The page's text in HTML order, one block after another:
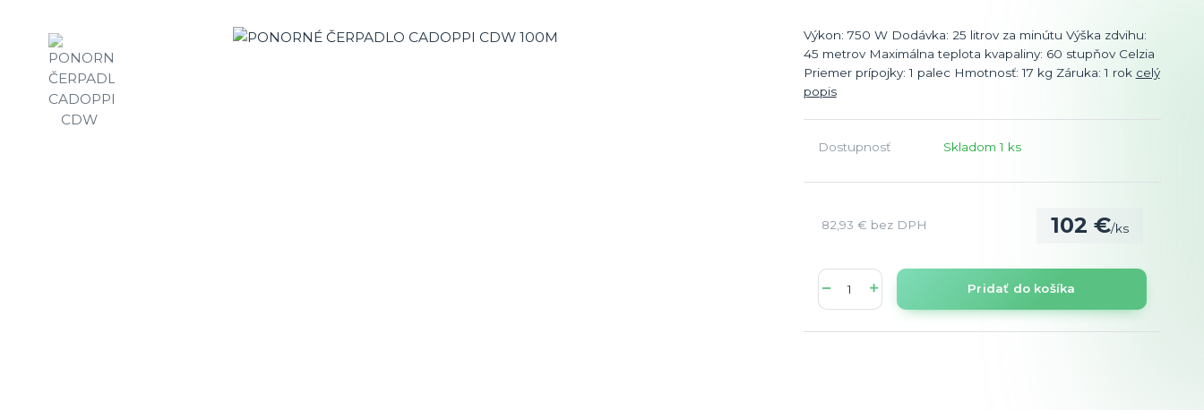
Výkon: 750 W Dodávka: 25 litrov za minútu Výška zdvihu:
45 metrov Maximálna teplota kvapaliny: 60 stupňov Celzia
Priemer prípojky: 1 palec Hmotnosť: 17 kg Záruka: 1 rok celý
popis
Dostupnosť Skladom 1 ks
102 €/ks
82,93 € bez DPH
Pridať do košíka